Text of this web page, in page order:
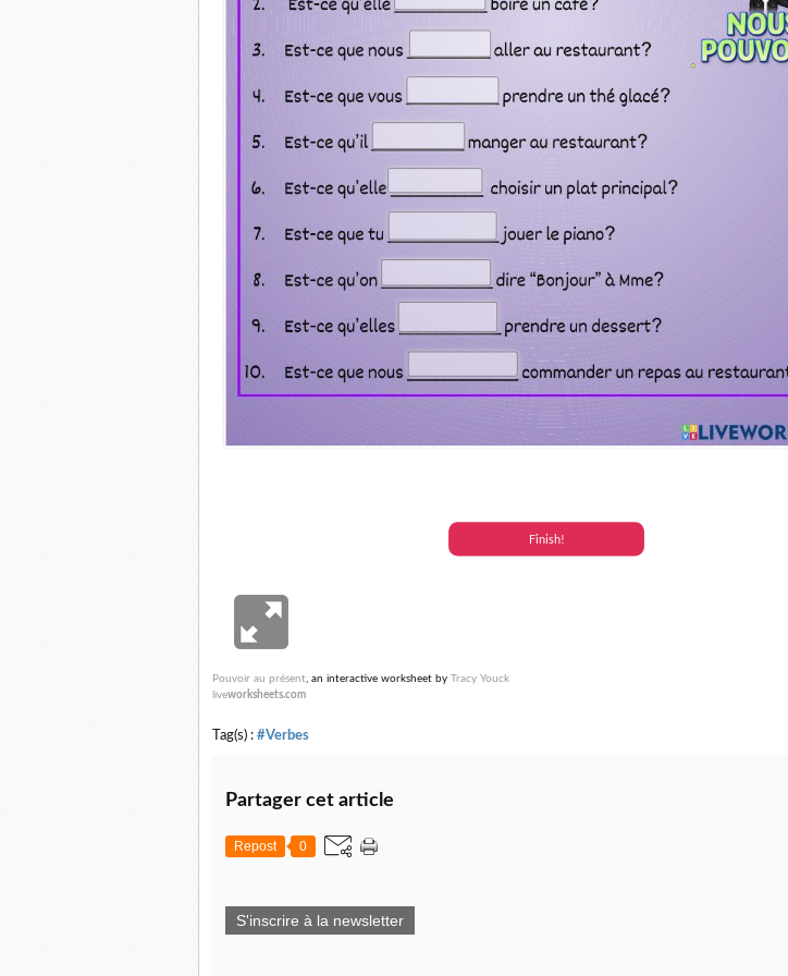
Pouvoir au présent , an interactive worksheet by Tracy Youck
liveworksheets.com
Tag(s) : #Verbes
Partager cet article
Repost 0
S'inscrire à la newsletter